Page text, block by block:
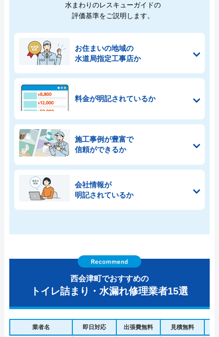
水まわりのレスキューガイドの
評価基準をご説明します。
お住まいの地域の
水道局指定工事店か
料金が明記されているか
施工事例が豊富で
信頼ができるか
会社情報が
明記されているか
西会津町でおすすめの
トイレ詰まり・水漏れ修理業者15選
業者名 即日対応 出張費無料 見積無料